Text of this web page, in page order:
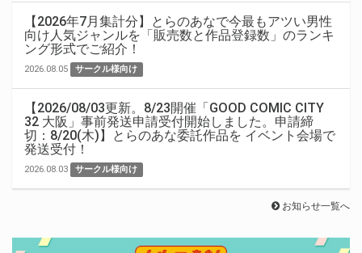
【2026年7月集計分】とらのあなで今最もアツい男性
向け人気ジャンルを「販売数と作品登録数」のランキ
ング形式でご紹介！
2026.08.05 サークル様向け
【2026/08/03更新。8/23開催「GOOD COMIC CITY
32 大阪」事前発送申請受付開始しました。申請締
切：8/20(木)】とらのあな委託作品を イベント会場で
発送受付！
2026.08.03 サークル様向け
お知らせ一覧へ